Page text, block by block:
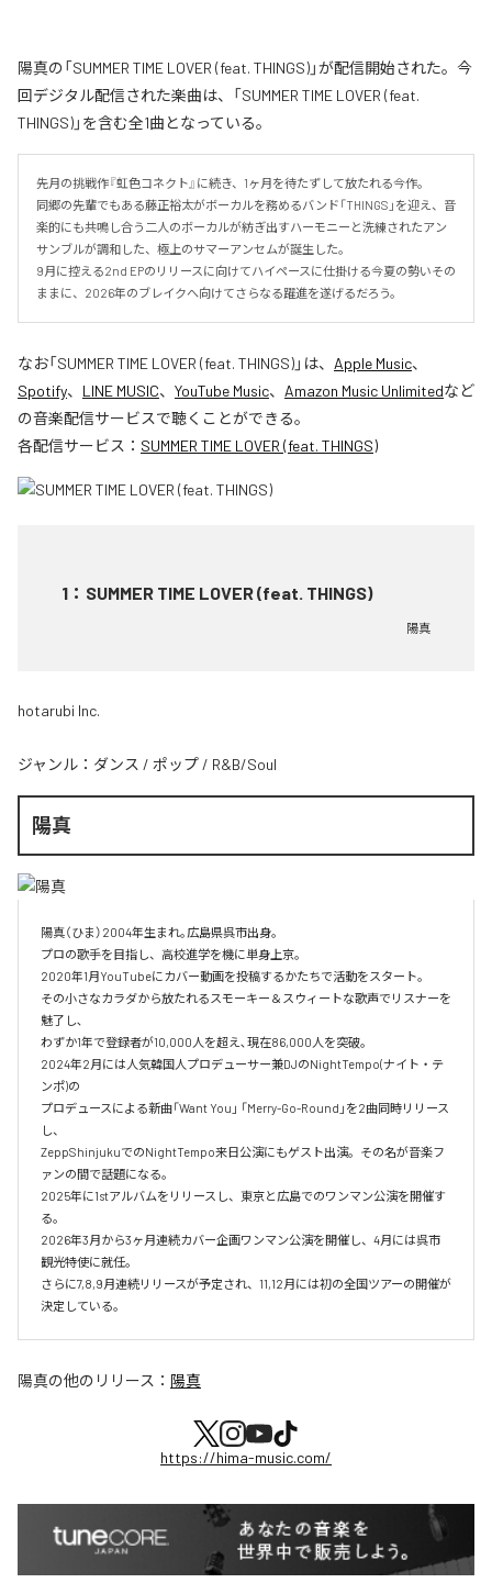
陽真の「SUMMER TIME LOVER (feat. THINGS)」が配信開始された。今
回デジタル配信された楽曲は、「SUMMER TIME LOVER (feat.
THINGS)」を含む全1曲となっている。
先月の挑戦作『虹色コネクト』に続き、1ヶ月を待たずして放たれる今作。
同郷の先輩でもある藤正裕太がボーカルを務めるバンド「THINGS」を迎え、音
楽的にも共鳴し合う二人のボーカルが紡ぎ出すハーモニーと洗練されたアン
サンブルが調和した、極上のサマーアンセムが誕生した。
9月に控える2nd EPのリリースに向けてハイペースに仕掛ける今夏の勢いその
ままに、2026年のブレイクへ向けてさらなる躍進を遂げるだろう。
なお「SUMMER TIME LOVER (feat. THINGS)」は、 Apple Music、
Spotify、 LINE MUSIC、 YouTube Music、 Amazon Music Unlimitedなど
の音楽配信サービスで聴くことができる。
各配信サービス： SUMMER TIME LOVER (feat. THINGS)
1 ： SUMMER TIME LOVER (feat. THINGS)
陽真
hotarubi Inc.
ジャンル： ダンス / ポップ / R&B/Soul
陽真
陽真（ひま）2004年生まれ｡広島県呉市出身。‌
プロの歌手を目指し、高校進学を機に単身上京。‌
2020年1月YouTubeにカバー動画を投稿するかたちで活動をスタート。‌
その小さなカラダから放たれるスモーキー＆スウィートな歌声でリスナーを
魅了し､‌
わずか1年で登録者が10,000人を超え､現在86,000人を突破。‌
2024年2月には人気韓国人プロデューサー兼DJのNightTempo(ナイト・テ
ンポ)の‌
プロデュースによる新曲「Want You」 「Merry-Go-Round」を2曲同時リリース
し、‌
ZeppShinjukuでのNightTempo来日公演にもゲスト出演。その名が音楽フ
ァンの間で話題になる。‌
2025年に1stアルバムをリリースし、東京と広島でのワンマン公演を開催す
る。
2026年3月から3ヶ月連続カバー企画ワンマン公演を開催し、4月には呉市
観光特使に就任。
さらに7,8,9月連続リリースが予定され、11,12月には初の全国ツアーの開催が
決定している。
陽真の他のリリース： 陽真
https://hima-music.com/